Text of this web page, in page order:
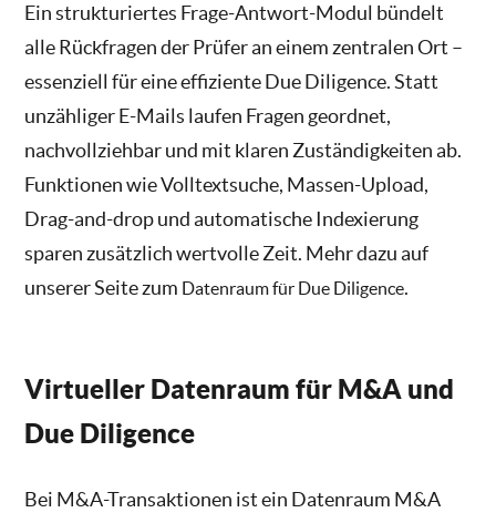
Ein strukturiertes Frage-Antwort-Modul bündelt
alle Rückfragen der Prüfer an einem zentralen Ort –
essenziell für eine effiziente Due Diligence. Statt
unzähliger E-Mails laufen Fragen geordnet,
nachvollziehbar und mit klaren Zuständigkeiten ab.
Funktionen wie Volltextsuche, Massen-Upload,
Drag-and-drop und automatische Indexierung
sparen zusätzlich wertvolle Zeit. Mehr dazu auf
unserer Seite zum Datenraum für Due Diligence.
Virtueller Datenraum für M&A und
Due Diligence
Bei M&A-Transaktionen ist ein Datenraum M&A